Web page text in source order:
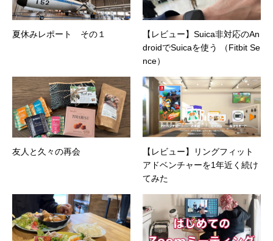
夏休みレポート その１
【レビュー】Suica非対応のAn
droidでSuicaを使う （Fitbit Se
nce）
友人と久々の再会
【レビュー】リングフィット
アドベンチャーを1年近く続け
てみた